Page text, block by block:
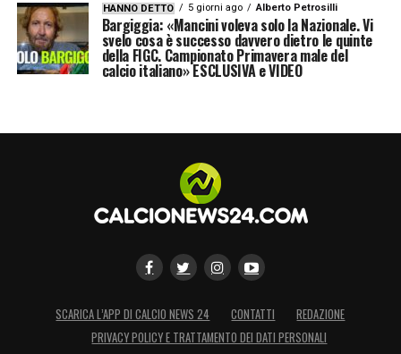
HANNO DETTO 5 giorni ago Alberto Petrosilli
Bargiggia: «Mancini voleva solo la Nazionale. Vi
svelo cosa è successo davvero dietro le quinte
della FIGC. Campionato Primavera male del
calcio italiano» ESCLUSIVA e VIDEO
SCARICA L’APP DI CALCIO NEWS 24 CONTATTI
REDAZIONE
PRIVACY POLICY E TRATTAMENTO DEI DATI PERSONALI